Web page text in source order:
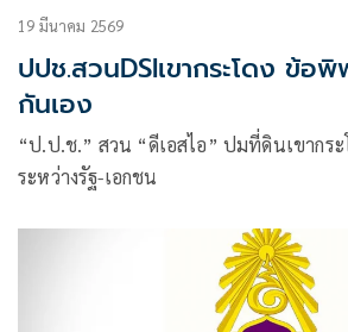
19 มีนาคม 2569
ปปช.สวนDSIเขากระโดง ข้อพิพาทที่ดินฟ้อง
กันเอง
“ป.ป.ช.” สวน “ดีเอสไอ” ปมที่ดินเขากร
ระหว่างรัฐ-เอกชน